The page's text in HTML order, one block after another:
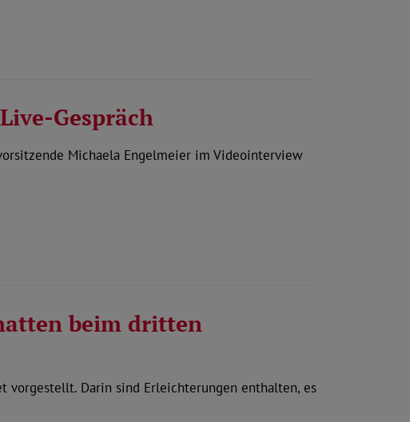
Gespräch
Michaela Engelmeier im Videointerview
beim dritten
vorgestellt. Darin sind Erleichterungen enthalten, es